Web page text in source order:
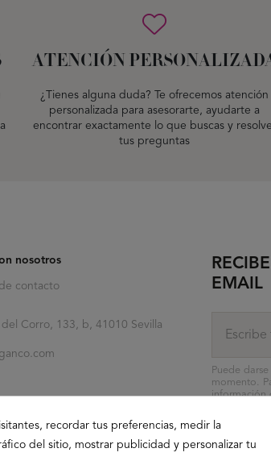
ATENCIÓN
¿Tienes alguna duda? Te ofrecemos atención
personalizada para asesorarte, ayudarte a
encontrar exactamente lo que buscas y
tus preguntas
nosotros
contacto
Corro, 133, b, 41010 Sevilla
EMAIL
Puede
momento.
información
recordar tus preferencias, medir la
del sitio, mostrar publicidad y personalizar tu